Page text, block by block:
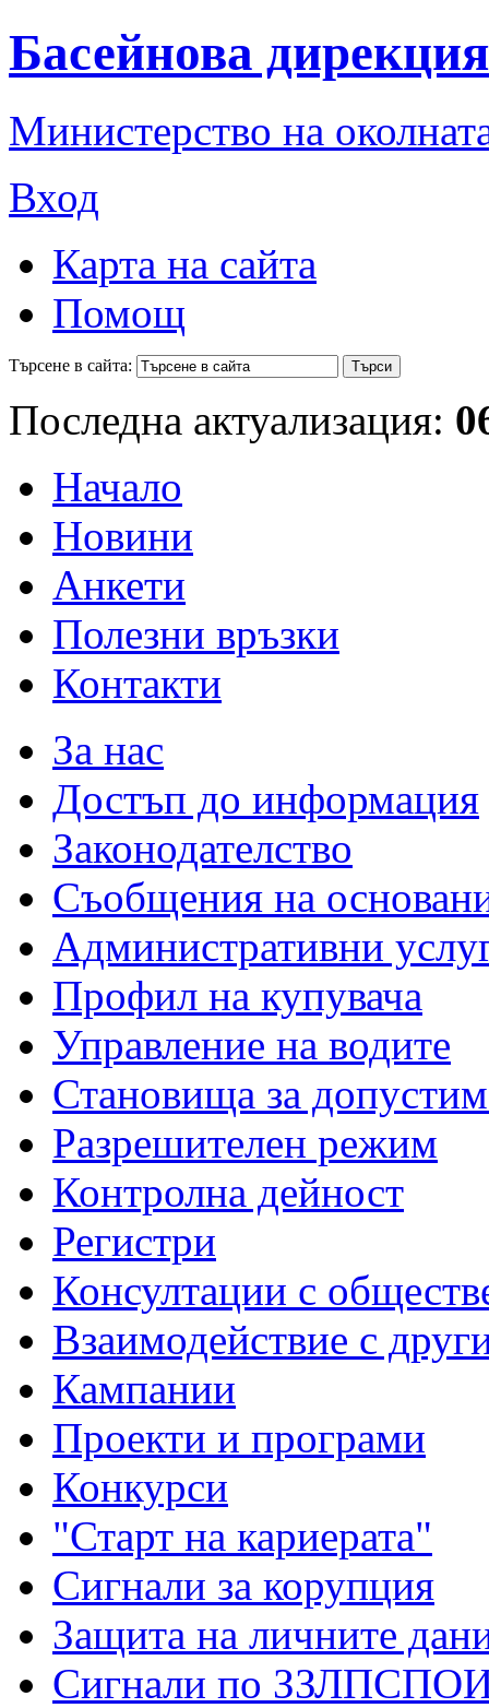
Басейнова
Министерство на
Вход
Карта на сайта
Помощ
Търсене в сайта:
Последна актуализация:
Начало
Новини
Анкети
Полезни връзки
Контакти
За нас
Достъп до информация
Законодателство
Съобщения на
Административни
Профил на купувача
Управление на водите
Становища за
Разрешителен режим
Контролна дейност
Регистри
Консултации с
Взаимодействие с
Кампании
Проекти и програми
Конкурси
"Старт на кариерата"
Сигнали за корупция
Защита на личните
Сигнали по